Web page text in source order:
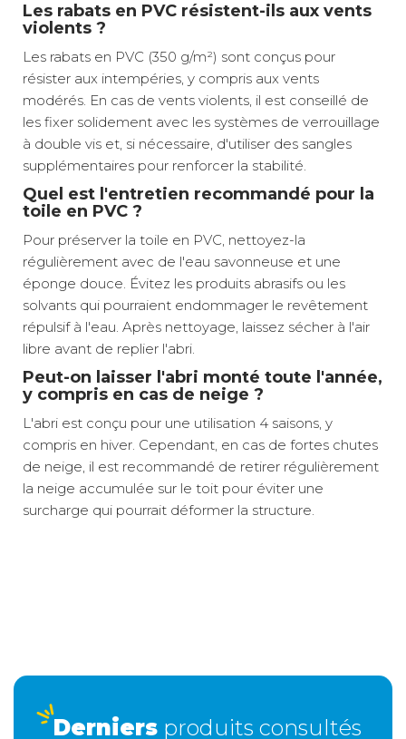
Les rabats en PVC résistent-ils aux vents
violents ?
Les rabats en PVC (350 g/m²) sont conçus pour
résister aux intempéries, y compris aux vents
modérés. En cas de vents violents, il est conseillé de
les fixer solidement avec les systèmes de verrouillage
à double vis et, si nécessaire, d'utiliser des sangles
supplémentaires pour renforcer la stabilité.
Quel est l'entretien recommandé pour la
toile en PVC ?
Pour préserver la toile en PVC, nettoyez-la
régulièrement avec de l'eau savonneuse et une
éponge douce. Évitez les produits abrasifs ou les
solvants qui pourraient endommager le revêtement
répulsif à l'eau. Après nettoyage, laissez sécher à l'air
libre avant de replier l'abri.
Peut-on laisser l'abri monté toute l'année,
y compris en cas de neige ?
L'abri est conçu pour une utilisation 4 saisons, y
compris en hiver. Cependant, en cas de fortes chutes
de neige, il est recommandé de retirer régulièrement
la neige accumulée sur le toit pour éviter une
surcharge qui pourrait déformer la structure.
sacrifier l'espace de vie extérieur, idéal pour les
séjours prolongés ou l'hivernage de votre matériel.
Longueur : 220 cm
le moment venu !
Derniers produits consultés